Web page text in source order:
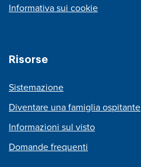
Informativa sui cookie
Risorse
Sistemazione
Diventare una famiglia ospitante
Informazioni sul visto
Domande frequenti